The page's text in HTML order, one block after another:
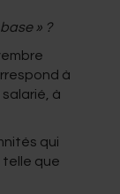
» ?
à
à
qui
que